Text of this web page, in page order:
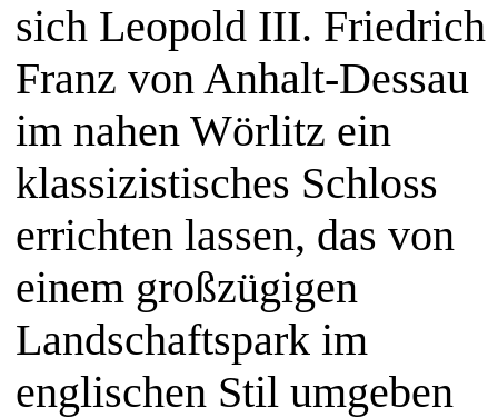
sich Leopold III. Friedrich
Franz von Anhalt-Dessau
im nahen Wörlitz ein
klassizistisches Schloss
errichten lassen, das von
einem großzügigen
Landschaftspark im
englischen Stil umgeben